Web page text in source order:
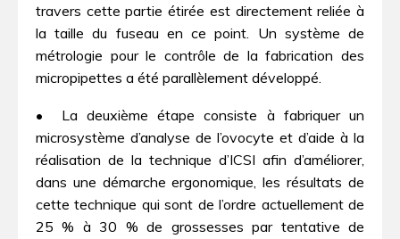
travers cette partie étirée est directement reliée à
la taille du fuseau en ce point. Un système de
métrologie pour le contrôle de la fabrication des
micropipettes a été parallèlement développé.
• La deuxième étape consiste à fabriquer un
microsystème d’analyse de l’ovocyte et d’aide à la
réalisation de la technique d’ICSI afin d’améliorer,
dans une démarche ergonomique, les résultats de
cette technique qui sont de l’ordre actuellement de
25 % à 30 % de grossesses par tentative de